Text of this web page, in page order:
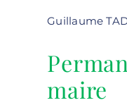
Guillaume
maire